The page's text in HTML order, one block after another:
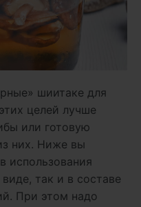
шиитаке для
целей лучше
или готовую
них. Ниже вы
использования
так и в составе
При этом надо